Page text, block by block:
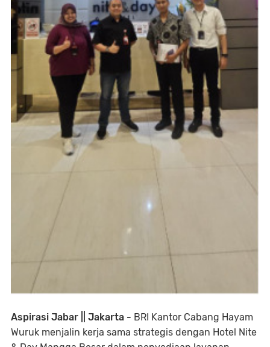
Aspirasi Jabar || Jakarta - BRI Kantor Cabang Hayam
Wuruk menjalin kerja sama strategis dengan Hotel Nite